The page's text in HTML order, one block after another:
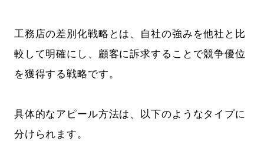
工務店の差別化戦略とは、自社の強みを他社と比
較して明確にし、顧客に訴求することで競争優位
を獲得する戦略です。
具体的なアピール方法は、以下のようなタイプに
分けられます。